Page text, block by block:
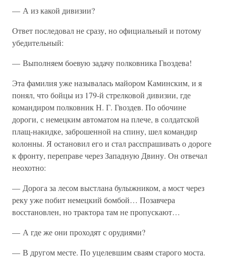
— А из какой дивизии?
Ответ последовал не сразу, но официальный и потому
убедительный:
— Выполняем боевую задачу полковника Гвоздева!
Эта фамилия уже называлась майором Каминским, и я
понял, что бойцы из 179-й стрелковой дивизии, где
командиром полковник Н. Г. Гвоздев. По обочине
дороги, с немецким автоматом на плече, в солдатской
плащ-накидке, заброшенной на спину, шел командир
колонны. Я остановил его и стал расспрашивать о дороге
к фронту, переправе через Западную Двину. Он отвечал
неохотно:
— Дорога за лесом выстлана булыжником, а мост через
реку уже побит немецкий бомбой… Позавчера
восстановлен, но трактора там не пропускают…
— А где же они проходят с орудиями?
— В другом месте. По уцелевшим сваям старого моста.